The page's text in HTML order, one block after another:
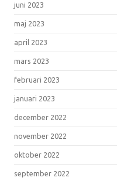
juni 2023
maj 2023
april 2023
mars 2023
februari 2023
januari 2023
december 2022
november 2022
oktober 2022
september 2022